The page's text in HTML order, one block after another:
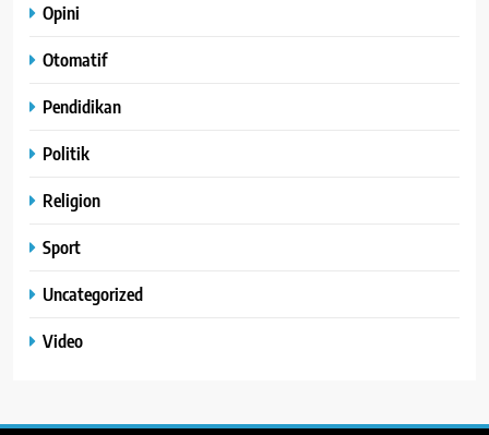
Opini
Otomatif
Pendidikan
Politik
Religion
Sport
Uncategorized
Video